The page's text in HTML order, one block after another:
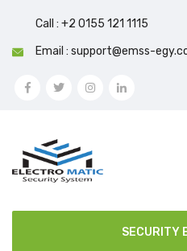
Call : +2 0155 121 1115
Email : support@emss-
SECURITY